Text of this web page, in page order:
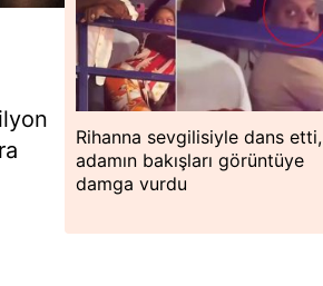
Rihanna sevgilisiyle dans etti,
adamın bakışları görüntüye
damga vurdu